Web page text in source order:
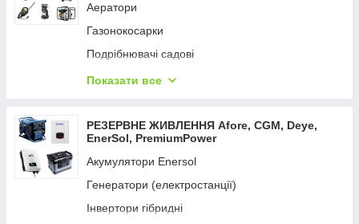
Вимірювальні інструменти
Фарбопульти
Відбійні молотки
Мультифункційний інструмент
Перфоратори
Пили
Пістолети цвяхозабивні та скобозабивні
Пістолети гарячого повітря
Аератори
Газонокосарки
Подрібнювачі садові
Кущорізи та ножиці
Мийки високого тиску
Мотопомпи
Насоси поверхневі
Насоси заглибні
Опрыскиватели
Показати все
РЕЗЕРВНЕ ЖИВЛЕННЯ Aforе, CGM, Deye,
EnerSol, PremiumPower
Акумулятори Enersol
Генератори (електростанції)
Інвертори гібридні